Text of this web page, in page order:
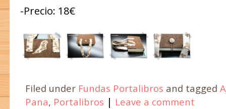
-Precio: 18€
Filed under Fundas Portalibros and tagged
Pana, Portalibros | Leave a comment